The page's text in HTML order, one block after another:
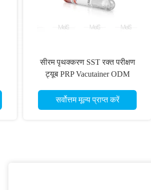
सीरम पृथक्करण SST रक्त परीक्षण
ट्यूब PRP Vacutainer ODM
सर्वोत्तम मूल्य प्राप्त करें